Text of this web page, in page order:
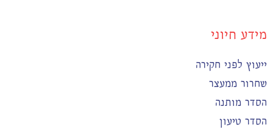
מידע חיוני
ייעוץ לפני חקירה
שחרור ממעצר
הסדר מותנה
הסדר טיעון